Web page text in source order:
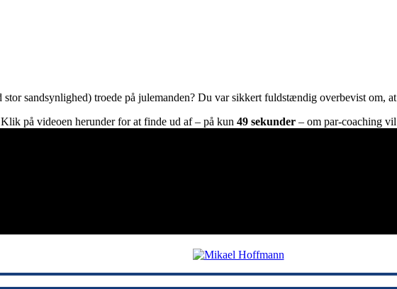
sandsynlighed) troede på julemanden? Du var sikkert fuldstændig overbevist om,
Klik på videoen herunder for at finde ud af – på kun 49 sekunder– om par-coaching